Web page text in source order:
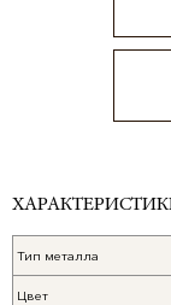
Тип металла
Цвет